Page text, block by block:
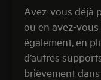
Avez-vous déjà
ou en avez-
également, en
d’autres
brièvement